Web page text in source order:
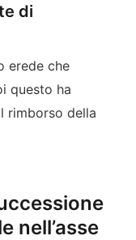
di
erede che
questo ha
rimborso della
nell’asse